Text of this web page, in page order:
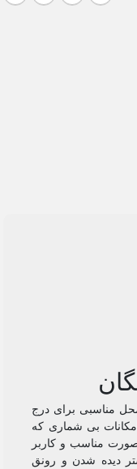
مناسبی برای درج
بی شماری که
مناسب و کاربر
دیده شدن و رونق